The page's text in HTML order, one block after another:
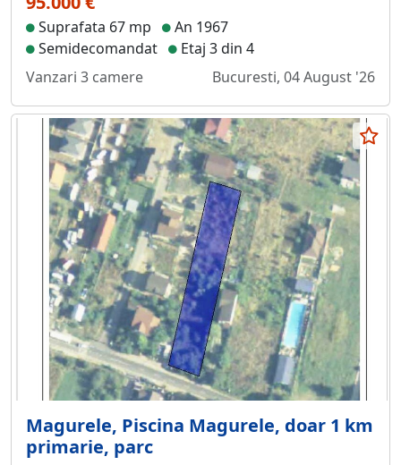
Suprafata 67 mp
An 1967
Semidecomandat
Etaj 3 din 4
Vanzari 3 camere
Bucuresti, 04 August '26
Magurele, Piscina Magurele, doar 1 km
primarie, parc